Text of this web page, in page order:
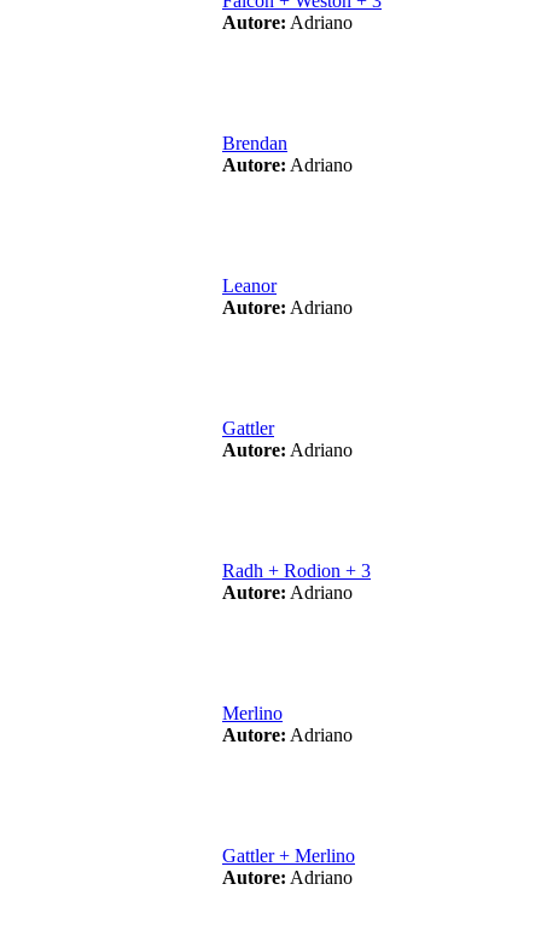
Autore: Adriano
Brendan
Autore: Adriano
Leanor
Autore: Adriano
Gattler
Autore: Adriano
Radh + Rodion + 3
Autore: Adriano
Merlino
Autore: Adriano
Gattler + Merlino
Autore: Adriano